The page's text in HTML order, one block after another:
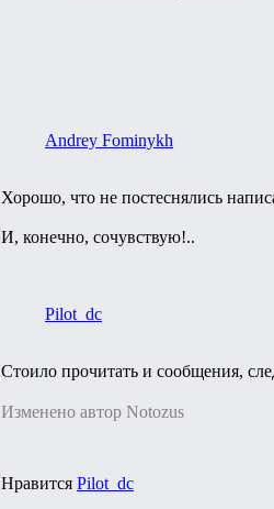
Andrey Fominykh
Хорошо, что не постеснялись
И, конечно, сочувствую!..
Pilot_dc
Стоило прочитать и сообщения,
Изменено автор Notozus
Нравится Pilot_dc